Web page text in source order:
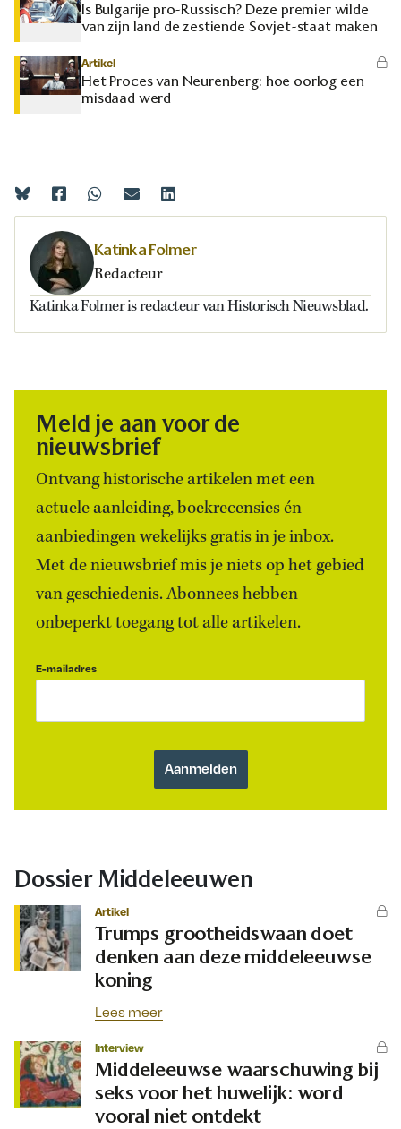
Is Bulgarije pro-Russisch? Deze premier wilde
van zijn land de zestiende Sovjet-staat maken
Artikel
Het Proces van Neurenberg: hoe oorlog een
misdaad werd
Katinka Folmer
Redacteur
Katinka Folmer is redacteur van Historisch Nieuwsblad.
Meld je aan voor de
nieuwsbrief
Ontvang historische artikelen met een
actuele aanleiding, boekrecensies én
aanbiedingen wekelijks gratis in je inbox.
Met de nieuwsbrief mis je niets op het gebied
van geschiedenis. Abonnees hebben
onbeperkt toegang tot alle artikelen.
E-mailadres
Dossier Middeleeuwen
Artikel
Trumps grootheidswaan doet
denken aan deze middeleeuwse
koning
Lees meer
Interview
Middeleeuwse waarschuwing bij
seks voor het huwelijk: word
vooral niet ontdekt